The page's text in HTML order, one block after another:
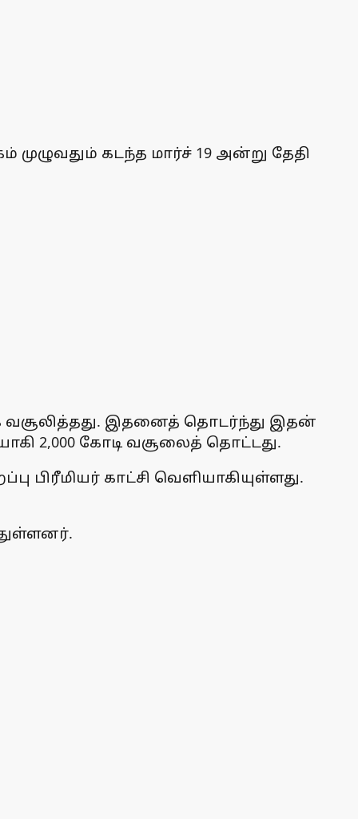
கடந்த மார்ச் 19 அன்று தேதி
வசூலித்தது. இதனைத் தொடர்ந்து இதன்
2,000 கோடி வசூலைத் தொட்டது.
பிரீமியர் காட்சி வெளியாகியுள்ளது.